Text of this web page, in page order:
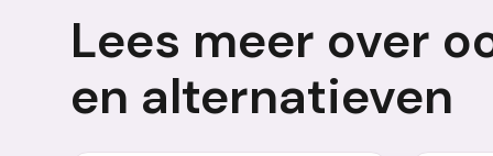
Lees meer over
en alternatieven